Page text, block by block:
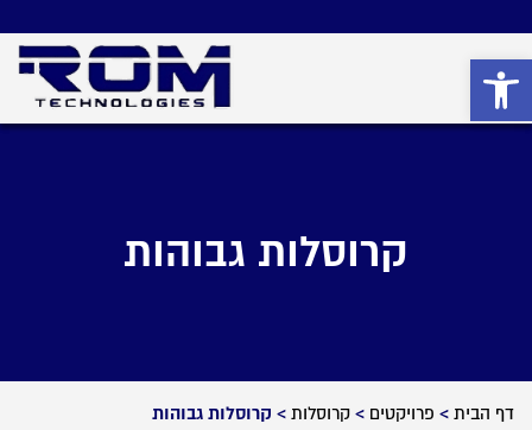
קרוסלות גבוהות
דף הבית > פרויקטים > קרוסלות > קרוסלות גבוהות
פתח סרגל נגישות